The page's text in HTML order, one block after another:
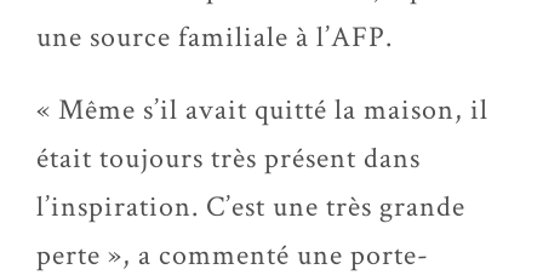
une source familiale à l’AFP.
« Même s’il avait quitté la maison, il
était toujours très présent dans
l’inspiration. C’est une très grande
perte », a commenté une porte-